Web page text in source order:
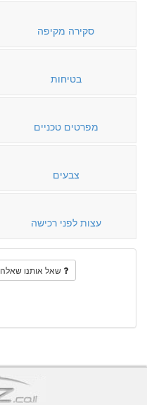
סקירה מקיפה
בטיחות
מפרטים טכניים
צבעים
עצות לפני רכישה
שאל אותנו שאלה